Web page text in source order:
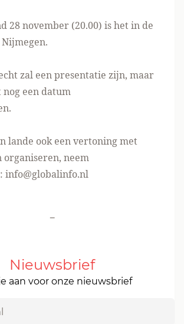
28 november (20.00) is het in de
zal een presentatie zijn, maar
een datum
lande ook een vertoning met
neem
info@globalinfo.nl
-
Nieuwsbrief
aan voor onze nieuwsbrief